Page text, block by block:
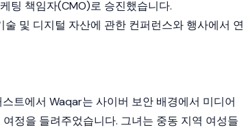
팅 책임자(CMO)로 승진했습니다.
술 및 디지털 자산에 관한 컨퍼런스와 행사에서 연
트에서 Waqar는 사이버 보안 배경에서 미디어
정을 들려주었습니다. 그녀는 중동 지역 여성들